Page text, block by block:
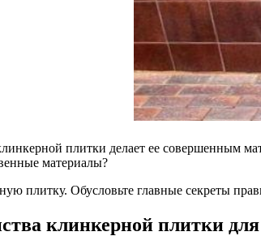
плитки делает ее совершенным
материалы?
плитку. Обусловьте главные секреты
клинкерной плитки